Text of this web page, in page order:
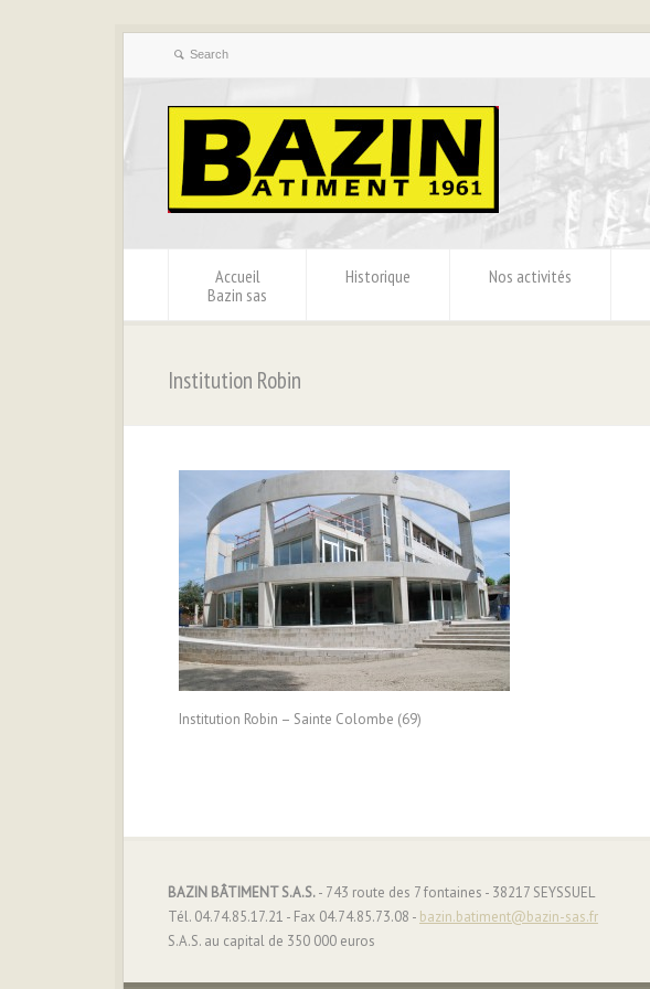
Accueil
Bazin sas
Historique Nos activités
Institution Robin
Institution Robin – Sainte Colombe (69)
BAZIN BÂTIMENT S.A.S.- 743 route des 7 fontaines - 38217 SEYSSUEL
Tél. 04.74.85.17.21 - Fax 04.74.85.73.08 - bazin.batiment@bazin-sas.fr
S.A.S. au capital de 350 000 euros